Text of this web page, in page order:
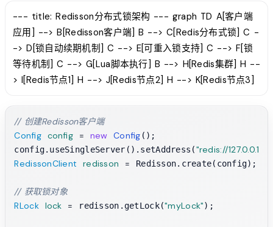
--- title: Redisson分布式锁架构 --- graph TD A[客户端
应用] --> B[Redisson客户端] B --> C[Redis分布式锁] C -
-> D[锁自动续期机制] C --> E[可重入锁支持] C --> F[锁
等待机制] C --> G[Lua脚本执行] B --> H[Redis集群] H --
> I[Redis节点1] H --> J[Redis节点2] H --> K[Redis节点3]
// 创建Redisson客户端
Config config = new Config ();
config.useSingleServer().setAddress("redis://
RedissonClient
redisson = Redisson.create(config);
// 获取锁对象
RLock lock = redisson.getLock("myLock");